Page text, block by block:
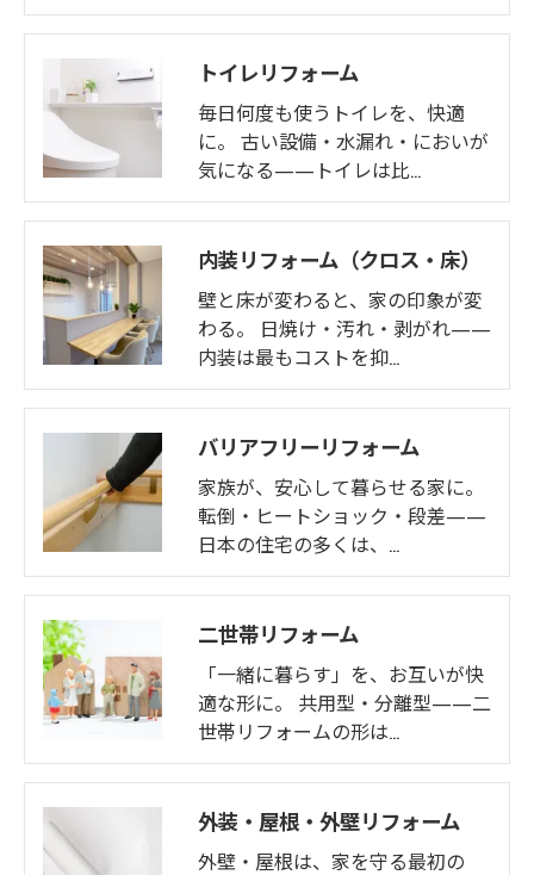
トイレリフォーム
毎日何度も使うトイレを、快適
に。 古い設備・水漏れ・においが
気になる——トイレは比…
内装リフォーム（クロス・床）
壁と床が変わると、家の印象が変
わる。 日焼け・汚れ・剥がれ——
内装は最もコストを抑…
バリアフリーリフォーム
家族が、安心して暮らせる家に。
転倒・ヒートショック・段差——
日本の住宅の多くは、…
二世帯リフォーム
「一緒に暮らす」を、お互いが快
適な形に。 共用型・分離型——二
世帯リフォームの形は…
外装・屋根・外壁リフォーム
外壁・屋根は、家を守る最初の